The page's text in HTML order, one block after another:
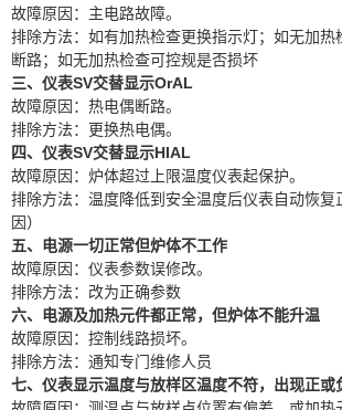
故障原因：主电路故障。
排除方法：如有加热检查更换指示灯；如无加热
断路；如无加热检查可控规是否损坏
三、仪表SV交替显示OrAL
故障原因：热电偶断路。
排除方法：更换热电偶。
四、仪表SV交替显示HIAL
故障原因：炉体超过上限温度仪表起保护。
排除方法：温度降低到安全温度后仪表自动恢复
因）
五、电源一切正常但炉体不工作
故障原因：仪表参数误修改。
排除方法：改为正确参数
六、电源及加热元件都正常，但炉体不能升温
故障原因：控制线路损坏。
排除方法：通知专门维修人员
七、仪表显示温度与放样区温度不符，出现正或